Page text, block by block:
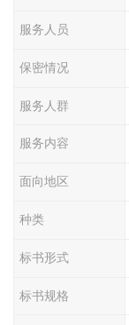
服务人员
保密情况
服务人群
服务内容
面向地区
种类
标书形式
标书规格